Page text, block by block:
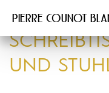
Pierre COUNOT
UND